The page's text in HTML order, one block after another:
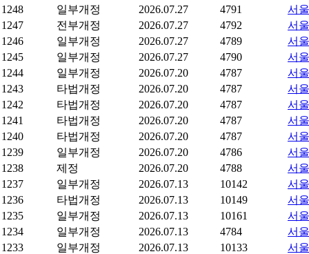
1248
일부개정 2026.07.27 4791
서
1247
전부개정 2026.07.27 4792
서
1246
일부개정 2026.07.27 4789
서
1245
일부개정 2026.07.27 4790
서
1244
일부개정 2026.07.20 4787
서
1243
타법개정 2026.07.20 4787
서
1242
타법개정 2026.07.20 4787
서
1241
타법개정 2026.07.20 4787
서
1240
타법개정 2026.07.20 4787
서
1239
일부개정 2026.07.20 4786
서
1238
제정 2026.07.20 4788
서
1237
일부개정 2026.07.13 10142
서
1236
타법개정 2026.07.13 10149
서
1235
일부개정 2026.07.13 10161
서
1234
일부개정 2026.07.13 4784
서
1233
일부개정 2026.07.13 10133
서